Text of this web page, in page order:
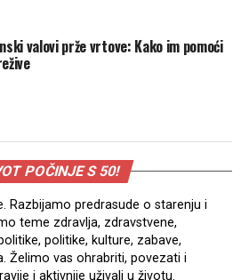
valovi prže vrtove: Kako im pomoći
POČINJE S 50!
Razbijamo predrasude o starenju i
teme zdravlja, zdravstvene,
politike, kulture, zabave,
Želimo vas ohrabriti, povezati i
i aktivnije uživali u životu.